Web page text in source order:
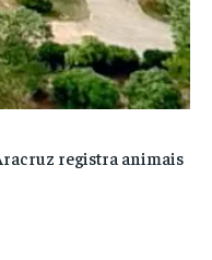
registra animais